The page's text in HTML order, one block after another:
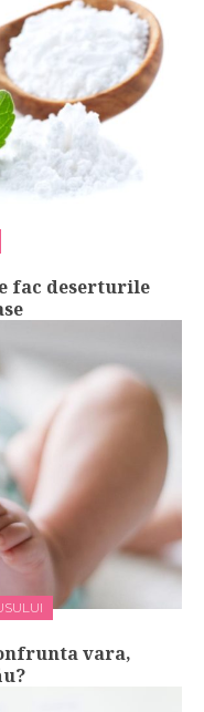
fac deserturile
vara,